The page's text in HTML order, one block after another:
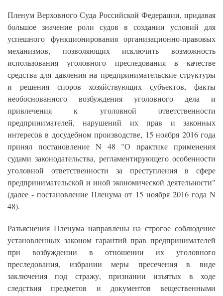
Пленум Верховного Суда Российской Федерации, придавая
большое значение роли судов в создании условий для
успешного функционирования организационно-правовых
механизмов, позволяющих исключить возможность
использования уголовного преследования в качестве
средства для давления на предпринимательские структуры
и решения споров хозяйствующих субъектов, факты
необоснованного возбуждения уголовного дела и
привлечения к уголовной ответственности
предпринимателей, нарушений их прав и законных
интересов в досудебном производстве, 15 ноября 2016 года
принял постановление N 48 "О практике применения
судами законодательства, регламентирующего особенности
уголовной ответственности за преступления в сфере
предпринимательской и иной экономической деятельности"
(далее - постановление Пленума от 15 ноября 2016 года N
48).
Разъяснения Пленума направлены на строгое соблюдение
установленных законом гарантий прав предпринимателей
при возбуждении в отношении их уголовного
преследования, избрании меры пресечения в виде
заключения под стражу, признании изъятых в ходе
следствия предметов и документов вещественными